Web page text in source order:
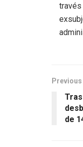
través
de